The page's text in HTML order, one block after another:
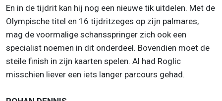
En in de tijdrit kan hij nog een nieuwe tik uitdelen. Met de
Olympische titel en 16 tijdritzeges op zijn palmares,
mag de voormalige schansspringer zich ook een
specialist noemen in dit onderdeel. Bovendien moet de
steile finish in zijn kaarten spelen. Al had Roglic
misschien liever een iets langer parcours gehad.